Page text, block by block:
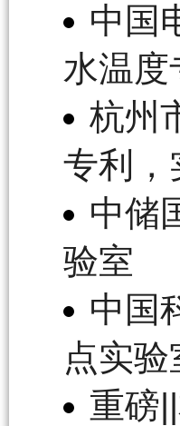
中国
水温度
杭州
专利，
中储
验室
中国
点实验
重磅